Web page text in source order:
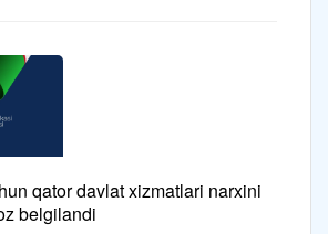
qator davlat xizmatlari narxini
belgilandi